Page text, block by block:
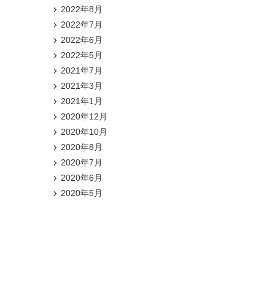
2022年8月
2022年7月
2022年6月
2022年5月
2021年7月
2021年3月
2021年1月
2020年12月
2020年10月
2020年8月
2020年7月
2020年6月
2020年5月